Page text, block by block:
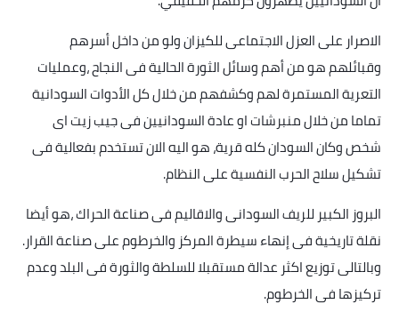
الاصرار على العزل الاجتماعى للكيزان ولو من داخل أسرهم
وقبائلهم هو من أهم وسائل الثورة الحالية فى النجاح ،وعمليات
التعرية المستمرة لهم وكشفهم من خلال كل الأدوات السودانية
تماما من خلال منبرشات او عادة السودانيين فى جيب زيت اى
شخص وكان السودان كله قرية، هو اليه الان تستخدم بفعالية فى
تشكيل سلاح الحرب النفسية على النظام.
البروز الكبير للريف السودانى والاقاليم فى صناعة الحراك ،هو أيضا
نقلة تاريخية فى إنهاء سيطرة المركز والخرطوم على صناعة القرار.
وبالتالى توزيع اكثر عدالة مستقبلا للسلطة والثورة فى البلد وعدم
تركيزها فى الخرطوم.